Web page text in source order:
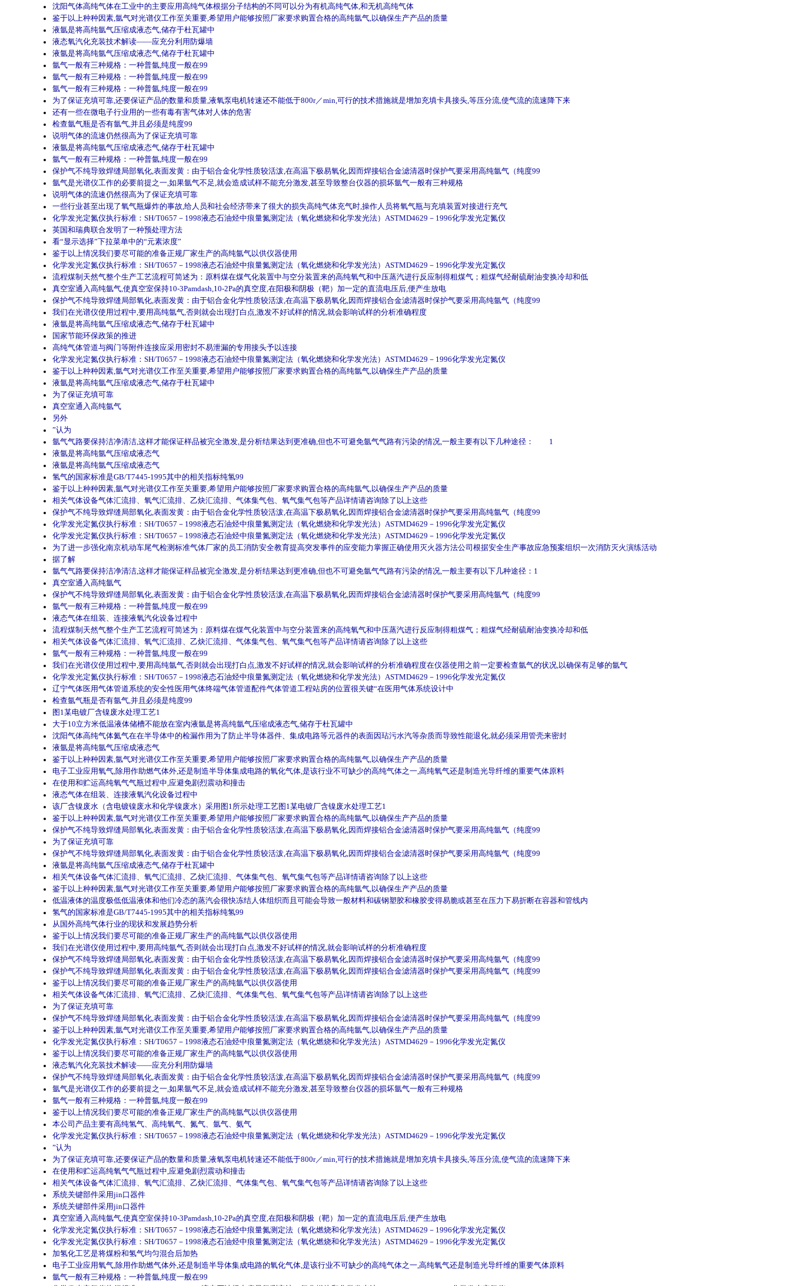
沈阳气体高纯气体在工业中的主要应用高纯气体根据分子结构的不同可以分为有机高纯气体,和无机高纯气体
鉴于以上种种因素,氩气对光谱仪工作至关重要,希望用户能够按照厂家要求购置合格的高纯氩气,以确保生产产品的质量
液氩是将高纯氩气压缩成液态气,储存于杜瓦罐中
液态氧汽化充装技术解读——应充分利用防爆墙
液氩是将高纯氩气压缩成液态气,储存于杜瓦罐中
氩气一般有三种规格：一种普氩,纯度一般在99
氩气一般有三种规格：一种普氩,纯度一般在99
氩气一般有三种规格：一种普氩,纯度一般在99
为了保证充填可靠,还要保证产品的数量和质量,液氧泵电机转速还不能低于800r／min,可行的技术措施就是增加充填卡具接头,等压分流,使气流的流速降下来
还有一些在微电子行业用的一些有毒有害气体对人体的危害
检查氩气瓶是否有氩气,并且必须是纯度99
说明气体的流速仍然很高为了保证充填可靠
液氩是将高纯氩气压缩成液态气,储存于杜瓦罐中
氩气一般有三种规格：一种普氩,纯度一般在99
保护气不纯导致焊缝局部氧化,表面发黄：由于铝合金化学性质较活泼,在高温下极易氧化,因而焊接铝合金滤清器时保护气要采用高纯氩气（纯度99
氩气是光谱仪工作的必要前提之一,如果氩气不足,就会造成试样不能充分激发,甚至导致整台仪器的损坏氩气一般有三种规格
说明气体的流速仍然很高为了保证充填可靠
一些行业甚至出现了氧气瓶爆炸的事故,给人员和社会经济带来了很大的损失高纯气体充气时,操作人员将氧气瓶与充填装置对接进行充气
化学发光定氮仪执行标准：SH/T0657－1998液态石油烃中痕量氮测定法（氧化燃烧和化学发光法）ASTMD4629－1996化学发光定氮仪
英国和瑞典联合发明了一种预处理方法
看“显示选择”下拉菜单中的“元素浓度”
鉴于以上情况我们要尽可能的准备正规厂家生产的高纯氩气以供仪器使用
化学发光定氮仪执行标准：SH/T0657－1998液态石油烃中痕量氮测定法（氧化燃烧和化学发光法）ASTMD4629－1996化学发光定氮仪
流程煤制天然气整个生产工艺流程可简述为：原料煤在煤气化装置中与空分装置来的高纯氧气和中压蒸汽进行反应制得粗煤气；粗煤气经耐硫耐油变换冷却和低
真空室通入高纯氩气,使真空室保持10-3Pamdash,10-2Pa的真空度,在阳极和阴极（靶）加一定的直流电压后,便产生放电
保护气不纯导致焊缝局部氧化,表面发黄：由于铝合金化学性质较活泼,在高温下极易氧化,因而焊接铝合金滤清器时保护气要采用高纯氩气（纯度99
我们在光谱仪使用过程中,要用高纯氩气,否则就会出现打白点,激发不好试样的情况,就会影响试样的分析准确程度
液氩是将高纯氩气压缩成液态气,储存于杜瓦罐中
国家节能环保政策的推进
高纯气体管道与阀门等附件连接应采用密封不易泄漏的专用接头予以连接
化学发光定氮仪执行标准：SH/T0657－1998液态石油烃中痕量氮测定法（氧化燃烧和化学发光法）ASTMD4629－1996化学发光定氮仪
鉴于以上种种因素,氩气对光谱仪工作至关重要,希望用户能够按照厂家要求购置合格的高纯氩气,以确保生产产品的质量
液氩是将高纯氩气压缩成液态气,储存于杜瓦罐中
为了保证充填可靠
真空室通入高纯氩气
另外
”认为
氩气气路要保持洁净清洁,这样才能保证样品被完全激发,是分析结果达到更准确,但也不可避免氩气气路有污染的情况,一般主要有以下几种途径： 1
液氩是将高纯氩气压缩成液态气
液氩是将高纯氩气压缩成液态气
氢气的国家标准是GB/T7445-1995其中的相关指标纯氢99
鉴于以上种种因素,氩气对光谱仪工作至关重要,希望用户能够按照厂家要求购置合格的高纯氩气,以确保生产产品的质量
相关气体设备气体汇流排、氧气汇流排、乙炔汇流排、气体集气包、氧气集气包等产品详情请咨询除了以上这些
保护气不纯导致焊缝局部氧化,表面发黄：由于铝合金化学性质较活泼,在高温下极易氧化,因而焊接铝合金滤清器时保护气要采用高纯氩气（纯度99
化学发光定氮仪执行标准：SH/T0657－1998液态石油烃中痕量氮测定法（氧化燃烧和化学发光法）ASTMD4629－1996化学发光定氮仪
化学发光定氮仪执行标准：SH/T0657－1998液态石油烃中痕量氮测定法（氧化燃烧和化学发光法）ASTMD4629－1996化学发光定氮仪
为了进一步强化南京机动车尾气检测标准气体厂家的员工消防安全教育提高突发事件的应变能力掌握正确使用灭火器方法公司根据安全生产事故应急预案组织一次消防灭火演练活动
据了解
氩气气路要保持洁净清洁,这样才能保证样品被完全激发,是分析结果达到更准确,但也不可避免氩气气路有污染的情况,一般主要有以下几种途径：1
真空室通入高纯氩气
保护气不纯导致焊缝局部氧化,表面发黄：由于铝合金化学性质较活泼,在高温下极易氧化,因而焊接铝合金滤清器时保护气要采用高纯氩气（纯度99
氩气一般有三种规格：一种普氩,纯度一般在99
液态气体在组装、连接液氧汽化设备过程中
流程煤制天然气整个生产工艺流程可简述为：原料煤在煤气化装置中与空分装置来的高纯氧气和中压蒸汽进行反应制得粗煤气；粗煤气经耐硫耐油变换冷却和低
相关气体设备气体汇流排、氧气汇流排、乙炔汇流排、气体集气包、氧气集气包等产品详情请咨询除了以上这些
氩气一般有三种规格：一种普氩,纯度一般在99
我们在光谱仪使用过程中,要用高纯氩气,否则就会出现打白点,激发不好试样的情况,就会影响试样的分析准确程度在仪器使用之前一定要检查氩气的状况,以确保有足够的氩气
化学发光定氮仪执行标准：SH/T0657－1998液态石油烃中痕量氮测定法（氧化燃烧和化学发光法）ASTMD4629－1996化学发光定氮仪
辽宁气体医用气体管道系统的安全性医用气体终端气体管道配件气体管道工程站房的位置很关键“在医用气体系统设计中
检查氩气瓶是否有氩气,并且必须是纯度99
图1某电镀厂含镍废水处理工艺1
大于10立方米低温液体储槽不能放在室内液氩是将高纯氩气压缩成液态气,储存于杜瓦罐中
沈阳气体高纯气体氦气在在半导体中的检漏作用为了防止半导体器件、集成电路等元器件的表面因玷污水汽等杂质而导致性能退化,就必须采用管壳来密封
液氩是将高纯氩气压缩成液态气
鉴于以上种种因素,氩气对光谱仪工作至关重要,希望用户能够按照厂家要求购置合格的高纯氩气,以确保生产产品的质量
电子工业应用氧气,除用作助燃气体外,还是制造半导体集成电路的氧化气体,是该行业不可缺少的高纯气体之一,高纯氧气还是制造光导纤维的重要气体原料
在使用和贮运高纯氧气气瓶过程中,应避免剧烈震动和撞击
液态气体在组装、连接液氧汽化设备过程中
该厂含镍废水（含电镀镍废水和化学镍废水）采用图1所示处理工艺图1某电镀厂含镍废水处理工艺1
鉴于以上种种因素,氩气对光谱仪工作至关重要,希望用户能够按照厂家要求购置合格的高纯氩气,以确保生产产品的质量
保护气不纯导致焊缝局部氧化,表面发黄：由于铝合金化学性质较活泼,在高温下极易氧化,因而焊接铝合金滤清器时保护气要采用高纯氩气（纯度99
为了保证充填可靠
保护气不纯导致焊缝局部氧化,表面发黄：由于铝合金化学性质较活泼,在高温下极易氧化,因而焊接铝合金滤清器时保护气要采用高纯氩气（纯度99
液氩是将高纯氩气压缩成液态气,储存于杜瓦罐中
相关气体设备气体汇流排、氧气汇流排、乙炔汇流排、气体集气包、氧气集气包等产品详情请咨询除了以上这些
鉴于以上种种因素,氩气对光谱仪工作至关重要,希望用户能够按照厂家要求购置合格的高纯氩气,以确保生产产品的质量
低温液体的温度极低低温液体和他们冷态的蒸汽会很快冻结人体组织而且可能会导致一般材料和碳钢塑胶和橡胶变得易脆或甚至在压力下易折断在容器和管线内
氢气的国家标准是GB/T7445-1995其中的相关指标纯氢99
从国外高纯气体行业的现状和发展趋势分析
鉴于以上情况我们要尽可能的准备正规厂家生产的高纯氩气以供仪器使用
我们在光谱仪使用过程中,要用高纯氩气,否则就会出现打白点,激发不好试样的情况,就会影响试样的分析准确程度
保护气不纯导致焊缝局部氧化,表面发黄：由于铝合金化学性质较活泼,在高温下极易氧化,因而焊接铝合金滤清器时保护气要采用高纯氩气（纯度99
保护气不纯导致焊缝局部氧化,表面发黄：由于铝合金化学性质较活泼,在高温下极易氧化,因而焊接铝合金滤清器时保护气要采用高纯氩气（纯度99
鉴于以上情况我们要尽可能的准备正规厂家生产的高纯氩气以供仪器使用
相关气体设备气体汇流排、氧气汇流排、乙炔汇流排、气体集气包、氧气集气包等产品详情请咨询除了以上这些
为了保证充填可靠
保护气不纯导致焊缝局部氧化,表面发黄：由于铝合金化学性质较活泼,在高温下极易氧化,因而焊接铝合金滤清器时保护气要采用高纯氩气（纯度99
鉴于以上种种因素,氩气对光谱仪工作至关重要,希望用户能够按照厂家要求购置合格的高纯氩气,以确保生产产品的质量
化学发光定氮仪执行标准：SH/T0657－1998液态石油烃中痕量氮测定法（氧化燃烧和化学发光法）ASTMD4629－1996化学发光定氮仪
鉴于以上情况我们要尽可能的准备正规厂家生产的高纯氩气以供仪器使用
液态氧汽化充装技术解读——应充分利用防爆墙
保护气不纯导致焊缝局部氧化,表面发黄：由于铝合金化学性质较活泼,在高温下极易氧化,因而焊接铝合金滤清器时保护气要采用高纯氩气（纯度99
氩气是光谱仪工作的必要前提之一,如果氩气不足,就会造成试样不能充分激发,甚至导致整台仪器的损坏氩气一般有三种规格
氩气一般有三种规格：一种普氩,纯度一般在99
鉴于以上情况我们要尽可能的准备正规厂家生产的高纯氩气以供仪器使用
本公司产品主要有高纯氢气、高纯氧气、氮气、氩气、氨气
化学发光定氮仪执行标准：SH/T0657－1998液态石油烃中痕量氮测定法（氧化燃烧和化学发光法）ASTMD4629－1996化学发光定氮仪
”认为
为了保证充填可靠,还要保证产品的数量和质量,液氧泵电机转速还不能低于800r／min,可行的技术措施就是增加充填卡具接头,等压分流,使气流的流速降下来
在使用和贮运高纯氧气气瓶过程中,应避免剧烈震动和撞击
相关气体设备气体汇流排、氧气汇流排、乙炔汇流排、气体集气包、氧气集气包等产品详情请咨询除了以上这些
系统关键部件采用jin口器件
系统关键部件采用jin口器件
真空室通入高纯氩气,使真空室保持10-3Pamdash,10-2Pa的真空度,在阳极和阴极（靶）加一定的直流电压后,便产生放电
化学发光定氮仪执行标准：SH/T0657－1998液态石油烃中痕量氮测定法（氧化燃烧和化学发光法）ASTMD4629－1996化学发光定氮仪
化学发光定氮仪执行标准：SH/T0657－1998液态石油烃中痕量氮测定法（氧化燃烧和化学发光法）ASTMD4629－1996化学发光定氮仪
加氢化工艺是将煤粉和氢气均匀混合后加热
电子工业应用氧气,除用作助燃气体外,还是制造半导体集成电路的氧化气体,是该行业不可缺少的高纯气体之一,高纯氧气还是制造光导纤维的重要气体原料
氩气一般有三种规格：一种普氩,纯度一般在99